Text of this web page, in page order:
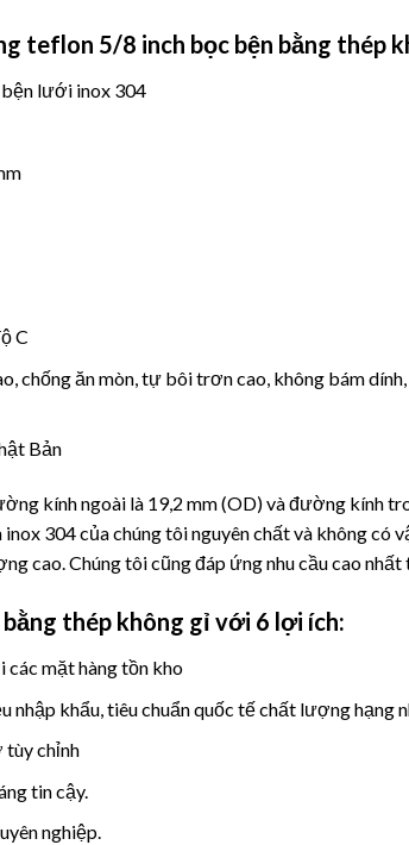
teflon 5/8 inch bọc bện bằng thép
lưới inox 304
C
chống ăn mòn, tự bôi trơn cao, không bám
Bản
kính ngoài là 19,2 mm (OD) và đường kính
304 của chúng tôi nguyên chất và không có
cao. Chúng tôi cũng đáp ứng nhu cầu cao
thép không gỉ với 6 lợi ích:
các mặt hàng tồn kho
nhập khẩu, tiêu chuẩn quốc tế chất lượng hạng
tùy chỉnh
tin cậy.
nghiệp.